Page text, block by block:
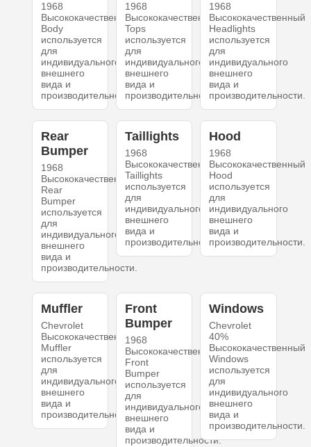
1968
Высококачественный
Body
используется
для
индивидуального
внешнего
вида и
производительности.
1968
Высококачественный
Tops
используется
для
индивидуального
внешнего
вида и
производительности.
1968
Высококачественный
Headlights
используется
для
индивидуального
внешнего
вида и
производительности.
Rear
Bumper
1968
Высококачественный
Rear
Bumper
используется
для
индивидуального
внешнего
вида и
производительности.
Taillights
1968
Высококачественный
Taillights
используется
для
индивидуального
внешнего
вида и
производительности.
Hood
1968
Высококачественный
Hood
используется
для
индивидуального
внешнего
вида и
производительности.
Muffler
Chevrolet
Высококачественный
Muffler
используется
для
индивидуального
внешнего
вида и
производительности.
Front
Bumper
1968
Высококачественный
Front
Bumper
используется
для
индивидуального
внешнего
вида и
производительности.
Windows
Chevrolet
40%
Высококачественный
Windows
используется
для
индивидуального
внешнего
вида и
производительности.